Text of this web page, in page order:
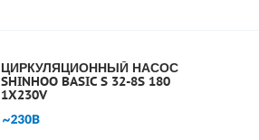
ЦИРКУЛЯЦИОННЫЙ НАСОС
SHINHOO BASIC S 32-8S 180
1X230V